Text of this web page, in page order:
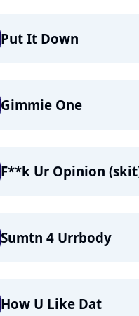
Put It Down
Gimmie One
F**k Ur Opinion
Sumtn 4 Urrbody
How U Like Dat